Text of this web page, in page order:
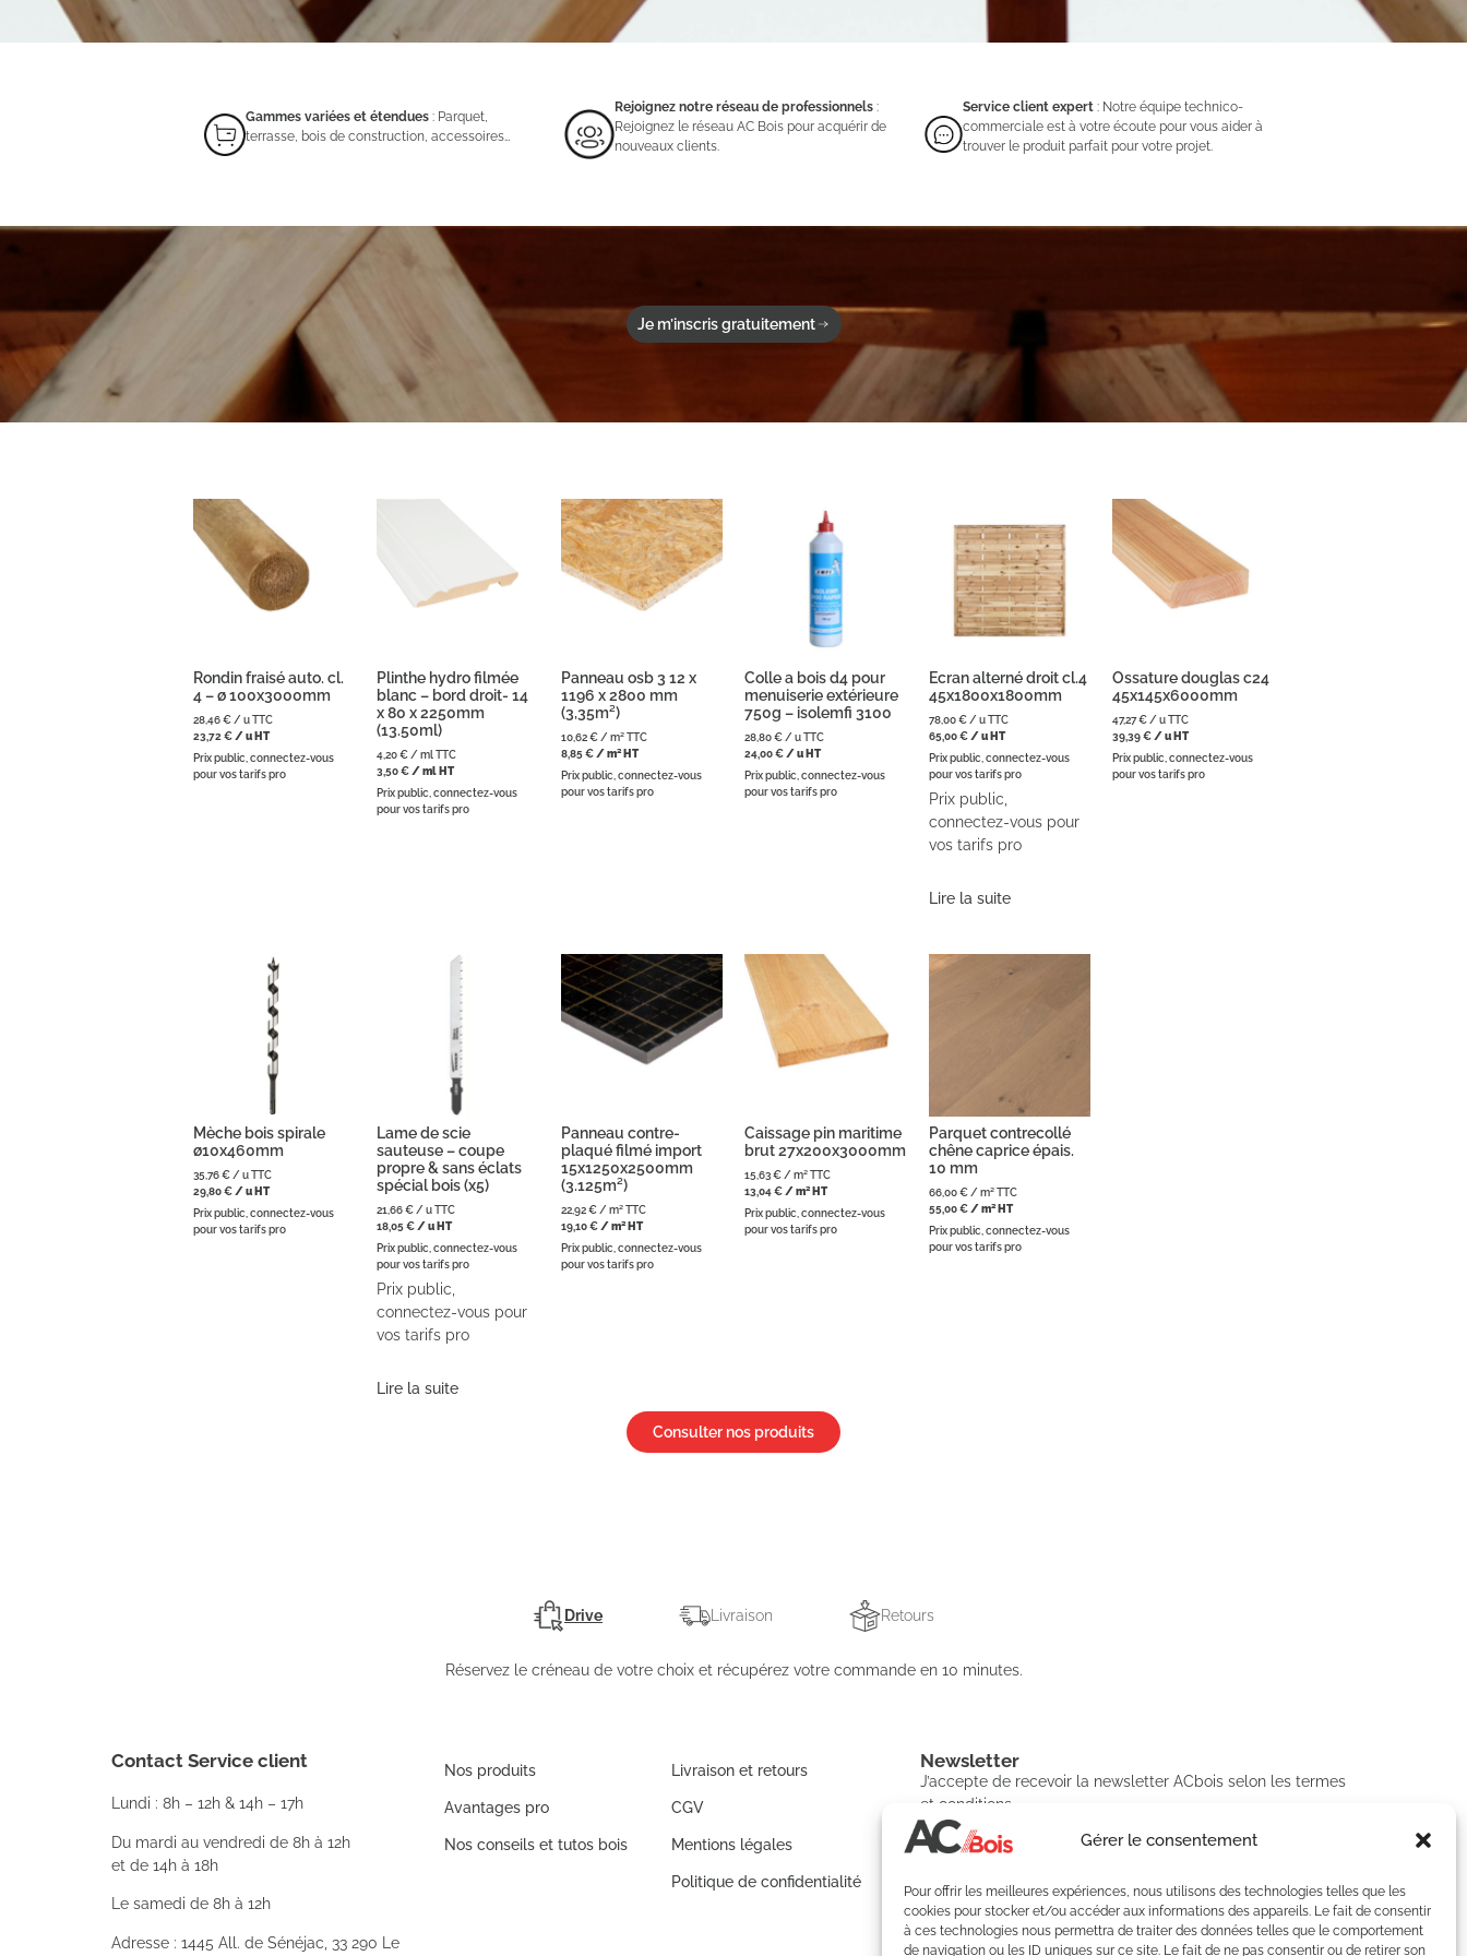
Gérer le consentement
Pour offrir les meilleures expériences, nous utilisons des technologies telles que les
cookies pour stocker et/ou accéder aux informations des appareils. Le fait de consentir
à ces technologies nous permettra de traiter des données telles que le comportement
de navigation ou les ID uniques sur ce site. Le fait de ne pas consentir ou de retirer son
Gammes variées et étendues : Parquet,
terrasse, bois de construction, accessoires…
Rejoignez notre réseau de professionnels :
Rejoignez le réseau AC Bois pour acquérir de
nouveaux clients.
Service client expert : Notre équipe technico-
commerciale est à votre écoute pour vous aider à
trouver le produit parfait pour votre projet.
Je m’inscris gratuitement
Rondin fraisé auto. cl.
4 – ø 100x3000mm
28,46€/ u TTC
23,72 €/ u HT
Prix public, connectez-vous
pour vos tarifs pro
Plinthe hydro filmée
blanc – bord droit- 14
x 80 x 2250mm
(13.50ml)
4,20€ / ml TTC
3,50€ / ml HT
Prix public, connectez-vous
pour vos tarifs pro
Panneau osb 3 12 x
1196 x 2800 mm
(3,35m²)
10,62€/ m² TTC
8,85€/ m² HT
Prix public, connectez-vous
pour vos tarifs pro
Colle a bois d4 pour
menuiserie extérieure
750g – isolemfi 3100
28,80€ / u TTC
24,00€ / u HT
Prix public, connectez-vous
pour vos tarifs pro
Ecran alterné droit cl.4
45x1800x1800mm
78,00€/ u TTC
65,00€/ u HT
Prix public, connectez-vous
pour vos tarifs pro
Prix public,
connectez-vous pour
vos tarifs pro
Lire la suite
Ossature douglas c24
45x145x6000mm
47,27€ / u TTC
39,39€ / u HT
Prix public, connectez-vous
pour vos tarifs pro
Mèche bois spirale
ø10x460mm
35,76€/ u TTC
29,80€/ u HT
Prix public, connectez-vous
pour vos tarifs pro
Lame de scie
sauteuse – coupe
propre & sans éclats
spécial bois (x5)
21,66€ / u TTC
18,05€ / u HT
Prix public, connectez-vous
pour vos tarifs pro
Prix public,
connectez-vous pour
vos tarifs pro
Lire la suite
Panneau contre-
plaqué filmé import
15x1250x2500mm
(3.125m²)
22,92€/ m² TTC
19,10€/ m² HT
Prix public, connectez-vous
pour vos tarifs pro
Caissage pin maritime
brut 27x200x3000mm
15,63€ / m² TTC
13,04€ / m² HT
Prix public, connectez-vous
pour vos tarifs pro
Parquet contrecollé
chêne caprice épais.
10 mm
66,00€/ m² TTC
55,00€/ m² HT
Prix public, connectez-vous
pour vos tarifs pro
Consulter nos produits
Drive Livraison Retours
Réservez le créneau de votre choix et récupérez votre commande en 10 minutes.
Contact Service client
Lundi : 8h – 12h & 14h – 17h
Du mardi au vendredi de 8h à 12h
et de 14h à 18h
Le samedi de 8h à 12h
Adresse : 1445 All. de Sénéjac, 33 290 Le
Nos produits
Avantages pro
Nos conseils et tutos bois
Livraison et retours
CGV
Mentions légales
Politique de confidentialité
Newsletter​
J’accepte de recevoir la newsletter ACbois selon les termes
et conditions.
S'INSCRIRE